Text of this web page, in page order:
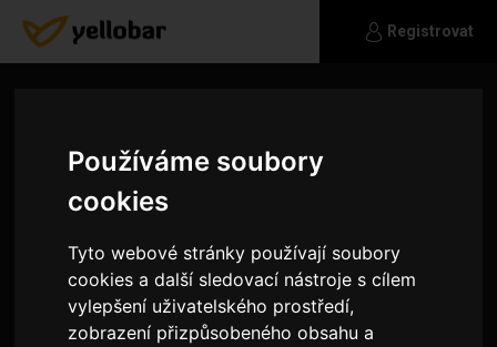
Používáme soubory
cookies
Tyto webové stránky používají soubory
cookies a další sledovací nástroje s cílem
vylepšení uživatelského prostředí,
zobrazení přizpůsobeného obsahu a
Registrovat